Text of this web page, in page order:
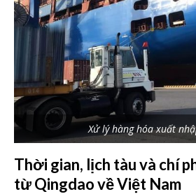
Xử lý hàng hóa xuất
Thời gian, lịch tàu và chí
từ Qingdao về Việt Nam